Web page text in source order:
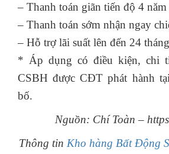
– Thanh toán giãn tiến độ 4 năm
– Thanh toán sớm nhận ngay
– Hỗ trợ lãi suất lên đến 24 tháng
* Áp dụng có điều kiện, chi
CSBH được CĐT phát hành
bố.
Nguồn: Chí Toàn –
Thông tin Kho hàng Bất Động